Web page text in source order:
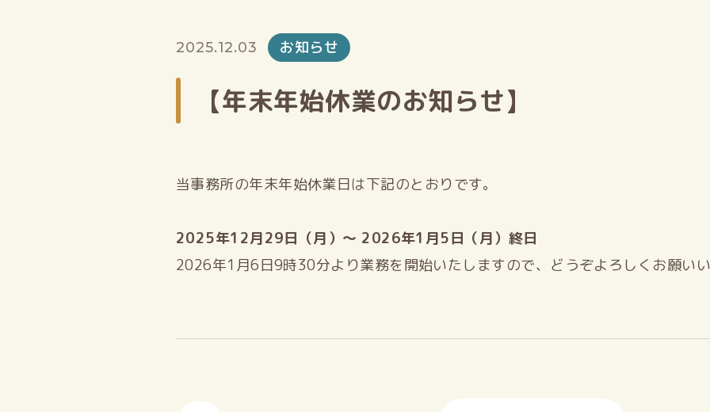
2025.12.03 お知らせ
【年末年始休業のお知らせ】
当事務所の年末年始休業日は下記のとおりです。
2025年12月29日（月）～ 2026年1月5日（月）終日
2026年1月6日9時30分より業務を開始いたしますので、どうぞよろしくお願いい